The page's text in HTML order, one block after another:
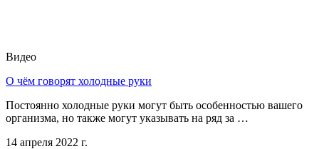
Видео
О чём говорят холодные руки
Постоянно холодные руки могут быть особенностью вашего
организма, но также могут указывать на ряд за …
14 апреля 2022 г.